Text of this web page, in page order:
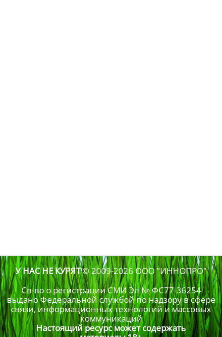
У НАС НЕ КУРЯТ© 2009-2026ООО "ИННОПРО"
Св-во о регистрации СМИ Эл № ФС77-36254
выдано Федеральной службой по надзору в сфере
связи, информационных технологий и массовых
коммуникаций
Настоящий ресурс может содержать